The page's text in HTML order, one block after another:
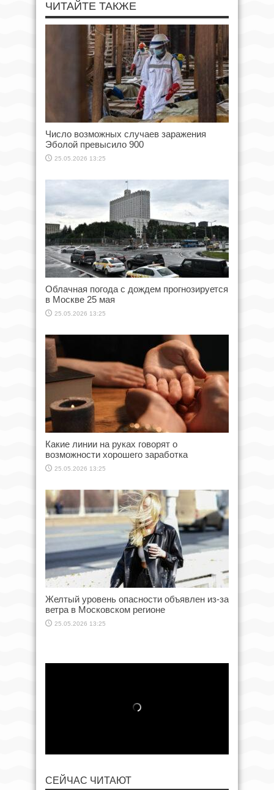
ЧИТАЙТЕ ТАКЖЕ
Число возможных случаев заражения
Эболой превысило 900
25.05.2026 13:25
Облачная погода с дождем прогнозируется
в Москве 25 мая
25.05.2026 13:25
Какие линии на руках говорят о
возможности хорошего заработка
25.05.2026 13:25
Желтый уровень опасности объявлен из-за
ветра в Московском регионе
25.05.2026 13:25
СЕЙЧАС ЧИТАЮТ